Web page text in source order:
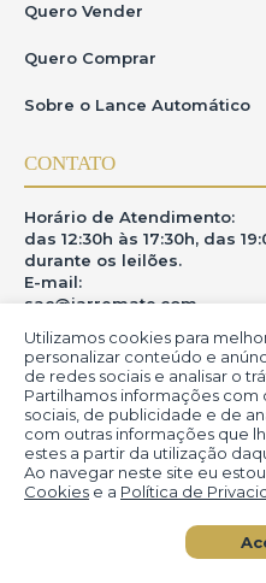
Utilizamos cookies para
personalizar conteúdo e
de redes sociais e analisar o
Partilhamos informações com
sociais, de publicidade e de
com outras informações que
estes a partir da utilização
Ao navegar neste site eu
Cookies e a Política de
Quero Vender
Quero Comprar
Sobre o Lance Automático
CONTATO
Horário de Atendimento:
das 12:30h às 17:30h, das
durante os leilões.
E-mail:
sac@iarremate.com
ONDE ESTAMOS
R. Heitor Modesto, 28 -
CEP: 37470-000
© iArremate -